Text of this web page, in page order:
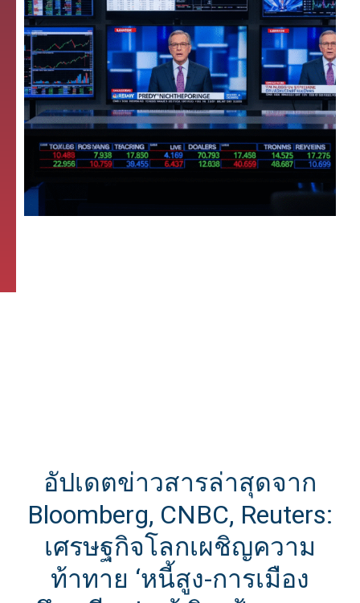
อัปเดตข่าวสารล่าสุดจาก
Bloomberg, CNBC, Reuters:
เศรษฐกิจโลกเผชิญความ
ท้าทาย ‘หนี้สูง-การเมือง